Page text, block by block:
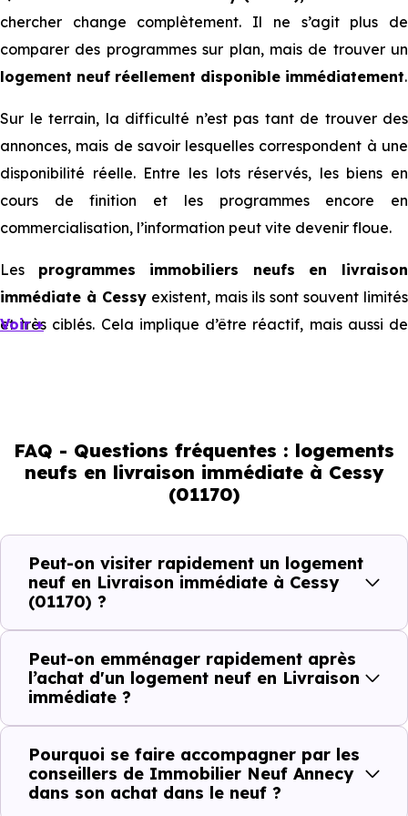
chercher change complètement. Il ne s’agit plus de
comparer des programmes sur plan, mais de trouver un
logement neuf réellement disponible immédiatement.
Sur le terrain, la difficulté n’est pas tant de trouver des
annonces, mais de savoir lesquelles correspondent à une
disponibilité réelle. Entre les lots réservés, les biens en
cours de finition et les programmes encore en
commercialisation, l’information peut vite devenir floue.
Les programmes immobiliers neufs en livraison
immédiate à Cessyexistent, mais ils sont souvent limités
et très ciblés. Cela implique d’être réactif, mais aussi de
pouvez réellement faire
logement neuf en livraison immédiate à
peut avancer rapidement.
Action Ce que cela change pour vous
Visiter Vous voyez le bien tel qu’il est
Comparer Vous comparez des biens réels
Voir +
FAQ - Questions fréquentes : logements
neufs en livraison immédiate à Cessy
(01170)
Peut-on visiter rapidement un logement
neuf en Livraison immédiate à Cessy
(01170) ?
Peut-on emménager rapidement après
l’achat d'un logement neuf en Livraison
immédiate ?
Pourquoi se faire accompagner par les
conseillers de Immobilier Neuf Annecy
dans son achat dans le neuf ?